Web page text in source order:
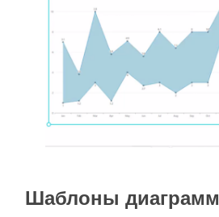
Шаблоны диаграмм